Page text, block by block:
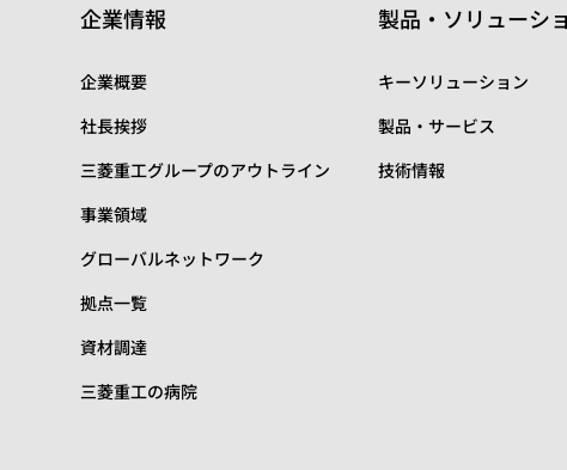
企業情報
企業概要
社長挨拶
三菱重工グループのアウトライン
事業領域
グローバルネットワーク
拠点一覧
資材調達
三菱重工の病院
製品・ソリューシ
キーソリューション
製品・サービス
技術情報